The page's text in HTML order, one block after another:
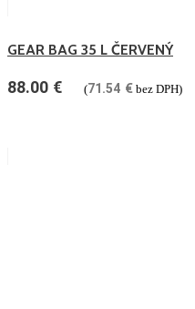
GEAR BAG 35 L ČERVENÝ
88.00 € (71.54 € bez DPH)